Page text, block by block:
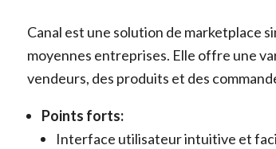
Canal est une solution de marketplace
moyennes entreprises. Elle offre une
vendeurs, des produits et des
Points forts:
Interface utilisateur intuitive et